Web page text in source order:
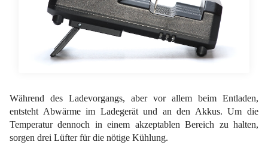
Während des Ladevorgangs, aber vor allem beim Entladen,
entsteht Abwärme im Ladegerät und an den Akkus. Um die
Temperatur dennoch in einem akzeptablen Bereich zu halten,
sorgen drei Lüfter für die nötige Kühlung.